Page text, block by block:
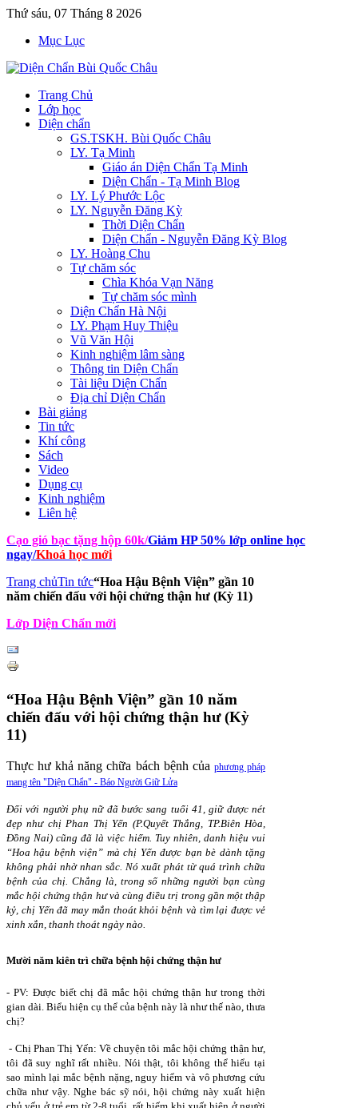
Thứ sáu, 07 Tháng 8 2026
Mục Lục
Trang Chủ
Lớp học
Diện chẩn
GS.TSKH. Bùi Quốc Châu
LY. Tạ Minh
Giáo án Diện Chẩn Tạ Minh
Diện Chẩn - Tạ Minh Blog
LY. Lý Phước Lộc
LY. Nguyễn Đăng Kỳ
Thời Diện Chẩn
Diện Chẩn - Nguyễn Đăng Kỳ Blog
LY. Hoàng Chu
Tự chăm sóc
Chìa Khóa Vạn Năng
Tự chăm sóc mình
Diện Chẩn Hà Nội
LY. Phạm Huy Thiệu
Vũ Văn Hội
Kinh nghiệm lâm sàng
Thông tin Diện Chẩn
Tài liệu Diện Chẩn
Địa chỉ Diện Chẩn
Bài giảng
Tin tức
Khí công
Sách
Video
Dụng cụ
Kinh nghiệm
Liên hệ
Cạo gió bạc tặng hộp 60k/Giảm HP 50% lớp online học
ngay/Khoá học mới
Trang chủTin tức“Hoa Hậu Bệnh Viện” gần 10
năm chiến đấu với hội chứng thận hư (Kỳ 11)
Lớp Diện Chẩn mới
“Hoa Hậu Bệnh Viện” gần 10 năm
chiến đấu với hội chứng thận hư (Kỳ
11)
Thực hư khả năng chữa bách bệnh của phương pháp
mang tên "Diện Chẩn" - Báo Người Giữ Lửa
Đối với người phụ nữ đã bước sang tuổi 41, giữ được nét
đẹp như chị Phan Thị Yến (P.Quyết Thắng, TP.Biên Hòa,
Đồng Nai) cũng đã là việc hiếm. Tuy nhiên, danh hiệu vui
“Hoa hậu bệnh viện” mà chị Yến được bạn bè dành tặng
không phải nhờ nhan sắc. Nó xuất phát từ quá trình chữa
bệnh của chị. Chẳng là, trong số những người bạn cùng
mắc hội chứng thận hư và cùng điều trị trong gần một thập
kỷ, chị Yến đã may mắn thoát khỏi bệnh và tìm lại được vẻ
xinh xắn, thanh thoát ngày nào.
Mười năm kiên trì chữa bệnh hội chứng thận hư
- PV: Được biết chị đã mắc hội chứng thận hư trong thời
gian dài. Biểu hiện cụ thể của bệnh này là như thế nào, thưa
chị?
- Chị Phan Thị Yến: Về chuyện tôi mắc hội chứng thận hư,
tôi đã suy nghĩ rất nhiều. Nói thật, tôi không thể hiểu tại
sao mình lại mắc bệnh nặng, nguy hiểm và vô phương cứu
chữa như vậy. Nghe bác sỹ nói, hội chứng này xuất hiện